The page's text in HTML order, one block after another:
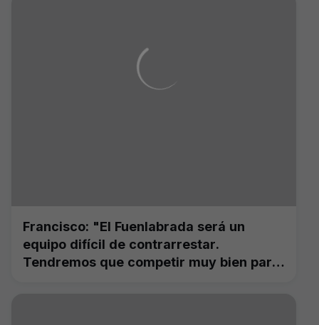
Francisco: "El Fuenlabrada será un
equipo difícil de contrarrestar.
Tendremos que competir muy bien para